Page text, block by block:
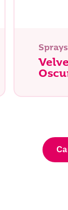
Sprays